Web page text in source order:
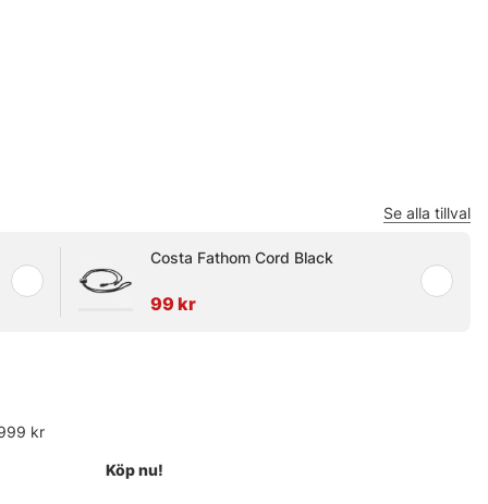
Se alla tillval
Costa Fathom Cord Black
99 kr
kr
Köp nu!